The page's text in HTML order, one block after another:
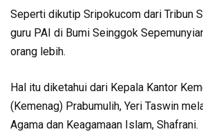
Seperti dikutip Sripokucom dari Tribun
guru PAI di Bumi Seinggok
orang lebih.
Hal itu diketahui dari Kepala Kantor
(Kemenag) Prabumulih, Yeri Taswin
Agama dan Keagamaan Islam, Shafrani.